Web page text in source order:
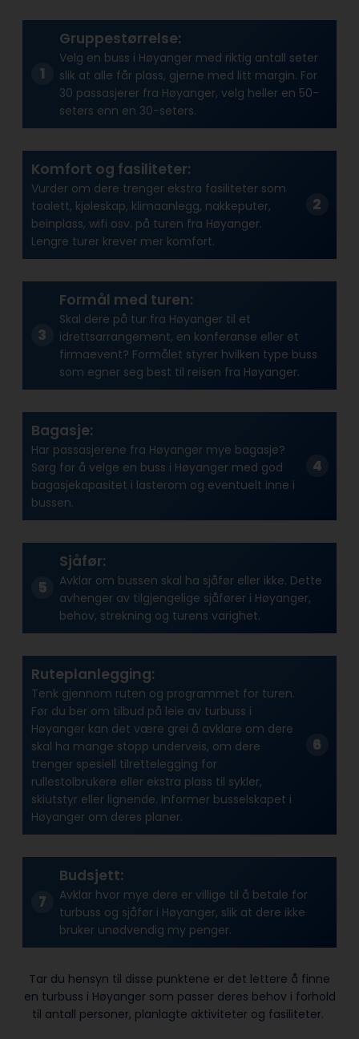
Gruppestørrelse:
Velg en buss i Høyanger med riktig antall seter
slik at alle får plass, gjerne med litt margin. For
30 passasjerer fra Høyanger, velg heller en 50-
seters enn en 30-seters.
Komfort og fasiliteter:
Vurder om dere trenger ekstra fasiliteter som
toalett, kjøleskap, klimaanlegg, nakkeputer,
beinplass, wifi osv. på turen fra Høyanger.
Lengre turer krever mer komfort.
Formål med turen:
Skal dere på tur fra Høyanger til et
idrettsarrangement, en konferanse eller et
firmaevent? Formålet styrer hvilken type buss
som egner seg best til reisen fra Høyanger.
Bagasje:
Har passasjerene fra Høyanger mye bagasje?
Sørg for å velge en buss i Høyanger med god
bagasjekapasitet i lasterom og eventuelt inne i
bussen.
Sjåfør:
Avklar om bussen skal ha sjåfør eller ikke. Dette
avhenger av tilgjengelige sjåfører i Høyanger,
behov, strekning og turens varighet.
Ruteplanlegging:
Tenk gjennom ruten og programmet for turen.
Før du ber om tilbud på leie av turbuss i
Høyanger kan det være grei å avklare om dere
skal ha mange stopp underveis, om dere
trenger spesiell tilrettelegging for
rullestolbrukere eller ekstra plass til sykler,
skiutstyr eller lignende. Informer busselskapet i
Høyanger om deres planer.
Budsjett:
Avklar hvor mye dere er villige til å betale for
turbuss og sjåfør i Høyanger, slik at dere ikke
bruker unødvendig my penger.
Tar du hensyn til disse punktene er det lettere å finne
en turbuss i Høyanger som passer deres behov i forhold
til antall personer, planlagte aktiviteter og fasiliteter.